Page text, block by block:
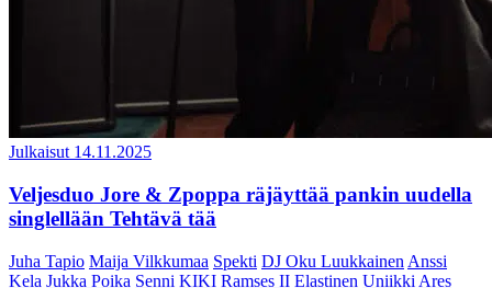
Julkaisut 14.11.2025
Veljesduo Jore & Zpoppa räjäyttää pankin uudella
singlellään Tehtävä tää
Juha Tapio Maija Vilkkumaa Spekti DJ Oku Luukkainen Anssi
Kela Jukka Poika Senni KIKI Ramses II Elastinen Uniikki Ares